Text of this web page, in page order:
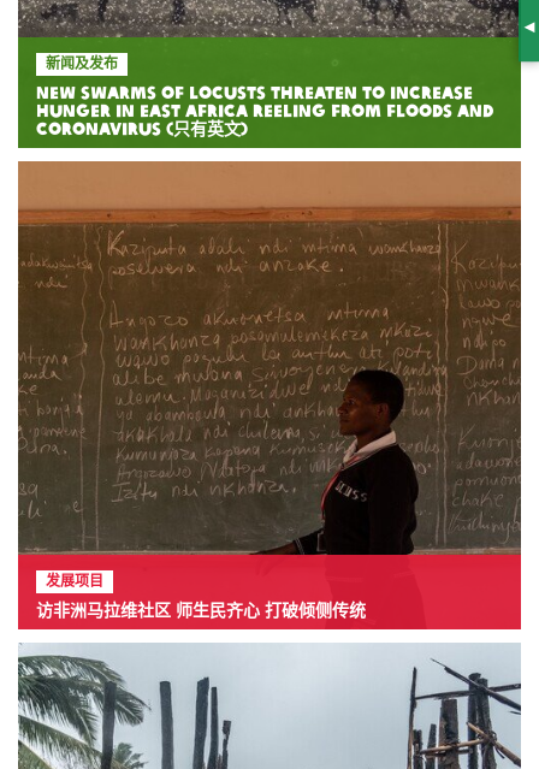
新闻及发布
New swarms of locusts threaten to increase
hunger in East Africa reeling from floods and
coronavirus (只有英文)
发展项目
访非洲马拉维社区 师生民齐心 打破倾侧传统